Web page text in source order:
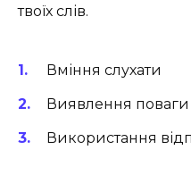
твоїх слів.
Вміння слухати
Виявлення
Використання